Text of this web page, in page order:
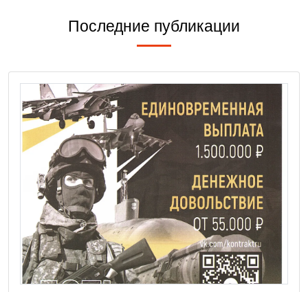
Последние публикации